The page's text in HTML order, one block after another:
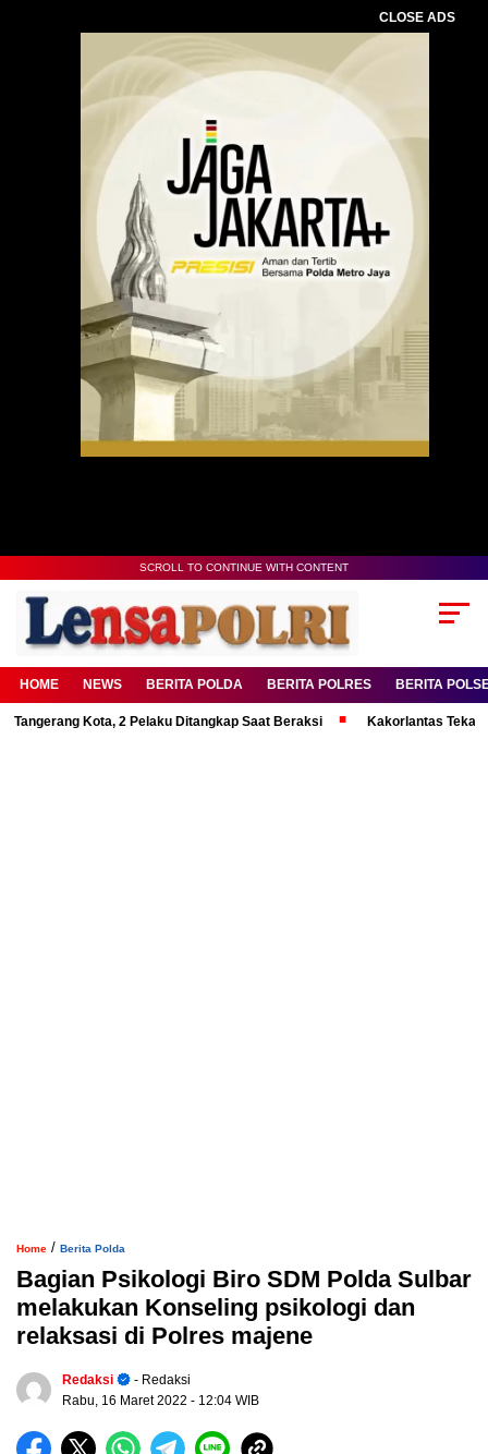
CLOSE ADS
SCROLL TO CONTINUE WITH CONTENT
HOME NEWS BERITA POLDA BERITA POLRES BERITA
Kota, 2 Pelaku Ditangkap Saat Beraksi Kakorlantas Tekankan
Home / Berita Polda
Bagian Psikologi Biro SDM Polda Sulbar
melakukan Konseling psikologi dan
relaksasi di Polres majene
Redaksi
- Redaksi
Rabu, 16 Maret 2022 - 12:04 WIB